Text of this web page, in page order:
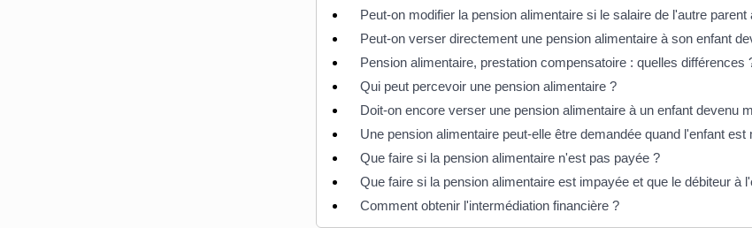
Peut-on modifier la pension alimentaire si le salaire de l'autre parent
Peut-on verser directement une pension alimentaire à son enfant
Pension alimentaire, prestation compensatoire : quelles différences
Qui peut percevoir une pension alimentaire ?
Doit-on encore verser une pension alimentaire à un enfant devenu
Une pension alimentaire peut-elle être demandée quand l'enfant est
Que faire si la pension alimentaire n'est pas payée ?
Que faire si la pension alimentaire est impayée et que le débiteur à
Comment obtenir l'intermédiation financière ?